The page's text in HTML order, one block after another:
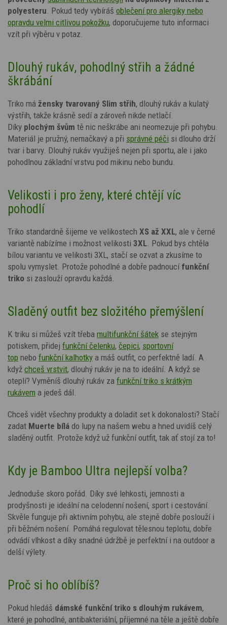
polyesteru . Pokud tedy vybíráš oblečení pro alergiky nebo
opravdu velmi citlivou pokožku, doporučujeme tuto informaci
vzít při výběru v potaz.
Dlouhý rukáv, pohodlný střih a žádné
škrábání
Triko má žensky tvarovaný Slim střih, dlouhý rukáv a kulatý
výstřih, takže krásně sedí a zároveň nikde netlačí.
Díky plochým švům tě nic neškrábe ani neomezuje při pohybu.
Materiál je pružný, nemačkavý a při správné péči si dlouho drží
tvar i barvy. Dlouhý rukáv využiješ nejen při sportu, ale i jako
pohodlnou základní vrstvu pod mikinu nebo bundu.
Velikosti i pro ženy, které chtějí víc
pohodlí
Triko standardně šijeme ve velikostech XS až XXL, ale v černé
variantě nabízíme i možnost velikosti 3XL . Pokud bys chtěla
bílou variantu ve velikosti 3XL, stačí se ozvat a zkusíme to
spolu vymyslet. Protože pohodlné a dobře padnoucí funkční
triko si zaslouží opravdu každá.
Sladěný outfit bez složitého přemýšlení
K triku si můžeš vzít třeba multifunkční šátek se stejným
potiskem, přidej funkční čelenku, čepici, sportovní
top nebo funkční kalhotky a máš outfit, co perfektně ladí. A
když chceš vrstvit, dlouhý rukáv je na to ideální. A když se
oteplí? Vyměníš dlouhý rukáv za funkční triko s krátkým
rukávem a jedeš dál.
Chceš vidět všechny produkty a doladit set k dokonalosti? Stačí
zadat Muerte bílá do lupy na našem webu a hned uvidíš celý
sladěný outfit. Protože když už funkční outfit, tak ať stojí za to!
Kdy je Bamboo Ultra nejlepší volba?
Jednoduše skoro pořád. Díky své lehkosti, jemnosti a
prodyšnosti je ideální na celodenní nošení, sport i cestování.
Skvěle funguje při aktivním pohybu, ale stejně dobře poslouží i
při běžném nošení. Pomáhá regulovat tělesnou teplotu, dobře
odvádí vlhkost a díky snadné údržbě je perfektní i na outdoor a
delší výlety.
Proč si ho oblíbíš?
Pokud hledáš dámské funkční triko s dlouhým rukávem,
které je pohodlné, antibakteriální, příjemné na těle a ještě dobře